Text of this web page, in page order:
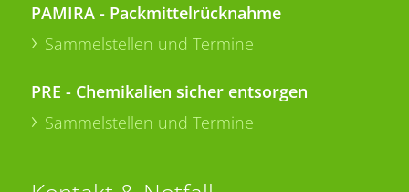
PAMIRA - Packmittelrücknahme
Sammelstellen und Termine
PRE - Chemikalien sicher entsorgen
Sammelstellen und Termine